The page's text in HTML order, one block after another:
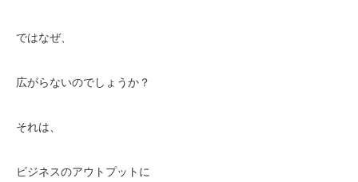
ではなぜ、
広がらないのでしょうか？
それは、
ビジネスのアウトプットに